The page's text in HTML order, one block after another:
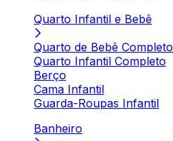
Quarto Infantil e Bebê
Quarto de Bebê Completo
Quarto Infantil Completo
Berço
Cama Infantil
Guarda-Roupas Infantil
Banheiro